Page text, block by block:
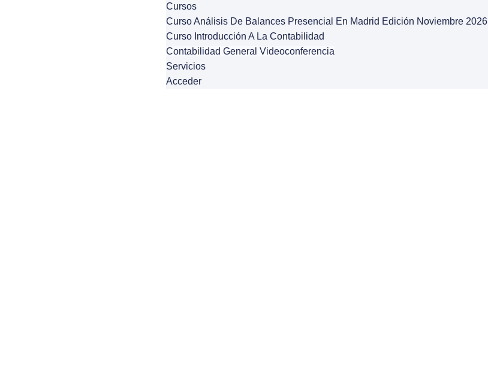
Cursos
Curso Análisis De Balances Presencial En Madrid Edición Noviembre 2026
Curso Introducción A La Contabilidad
Contabilidad General Videoconferencia
Servicios
Acceder